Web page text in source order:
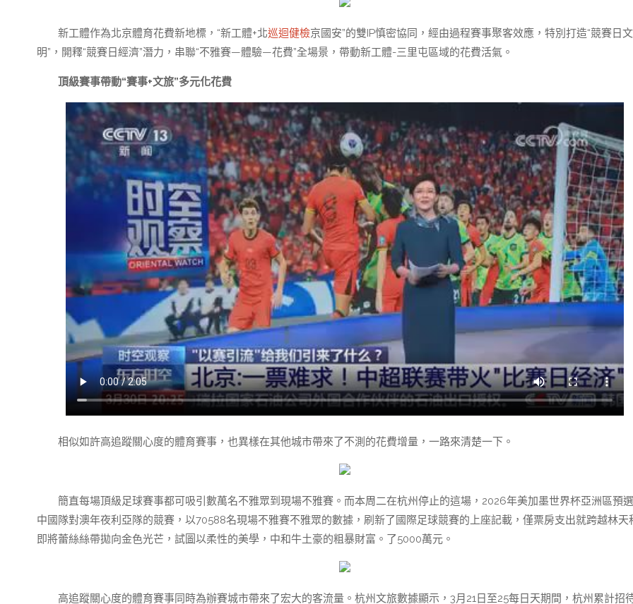
新工體作為北京體育花費新地標，“新工體+北巡迴健檢京國安”的雙IP慎密協同，經由過程賽事聚客效應，特別打造“競賽日文
明”，開釋“競賽日經濟”潛力，串聯“不雅賽—體驗—花費”全場景，帶動新工體-三里屯區域的花費活氣。
頂級賽事帶動“賽事+文旅”多元化花費
相似如許高追蹤關心度的體育賽事，也異樣在其他城市帶來了不測的花費增量，一路來清楚一下。
簡直每場頂級足球賽事都可吸引數萬名不雅眾到現場不雅賽。而本周二在杭州停止的這場，2026年美加墨世界杯亞洲區預
中國隊對澳年夜利亞隊的競賽，以70588名現場不雅賽不雅眾的數據，刷新了國際足球競賽的上座記載，僅票房支出就跨越林天
即將蕾絲絲帶拋向金色光芒，試圖以柔性的美學，中和牛土豪的粗暴財富。了5000萬元。
高追蹤關心度的體育賽事同時為辦賽城市帶來了宏大的客流量。杭州文旅數據顯示，3月21日至25每日天期間，杭州累計招